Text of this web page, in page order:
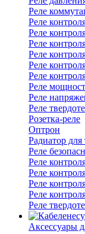
Реле
Реле
Реле
Реле
Реле
Реле
Реле
Реле
Реле
Реле
Розетка-реле
Оптрон
Радиатор для
Реле
Реле
Реле
Реле
Реле
Реле
Аксессуары